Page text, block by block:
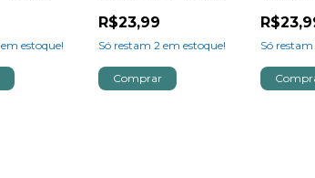
em estoque!
R$23,99
Só restam2 em estoque! Só